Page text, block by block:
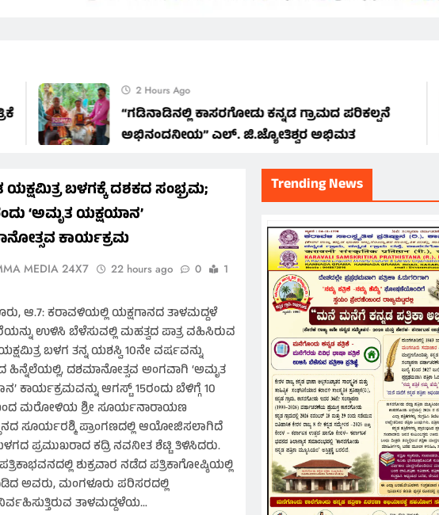
2 Hours Ago
“ಗಡಿನಾಡಿನಲ್ಲಿ ಕಾಸರಗೋಡು ಕನ್ನಡ ಗ್ರಾಮದ ಪರಿಕಲ್ಪನೆ
ಅಭಿನಂದನೀಯ” ಎಲ್. ಜಿ.ಜ್ಯೋತಿಶ್ವರ ಅಭಿಮತ
Trending News
ಬಳಗಕ್ಕೆ ದಶಕದ ಸಂಭ್ರಮ;
‘ಅಮೃತ ಯಕ್ಷಯಾನ’
ಕಾರ್ಯಕ್ರಮ
MEDIA 24X7 22 hours ago 0
1
ಆ.7: ಕರಾವಳಿಯಲ್ಲಿ ಯಕ್ಷಗಾನದ ತಾಳಮದ್ದಳೆ
ಉಳಿಸಿ ಬೆಳೆಸುವಲ್ಲಿ ಮಹತ್ವದ ಪಾತ್ರ ವಹಿಸಿರುವ
ಬಳಗ ತನ್ನ ಯಶಸ್ವಿ 10ನೇ ವರ್ಷವನ್ನು
ಹಿನ್ನೆಲೆಯಲ್ಲಿ, ದಶಮಾನೋತ್ಸವ ಅಂಗವಾಗಿ ‘ಅಮೃತ
ಕಾರ್ಯಕ್ರಮವನ್ನು ಆಗಸ್ಟ್ 15ರಂದು ಬೆಳಿಗ್ಗೆ 10
ಮರೋಳಿಯ ಶ್ರೀ ಸೂರ್ಯನಾರಾಯಣ
ಸೂರ್ಯರಶ್ಮಿ ಪ್ರಾಂಗಣದಲ್ಲಿ ಆಯೋಜಿಸಲಾಗಿದೆ
ಪ್ರಮುಖರಾದ ಕದ್ರಿ ನವನೀತ ಶೆಟ್ಟಿ ತಿಳಿಸಿದರು.
ಶುಕ್ರವಾರ ನಡೆದ ಪತ್ರಿಕಾಗೋಷ್ಠಿಯಲ್ಲಿ
ಅವರು, ಮಂಗಳೂರು ಪರಿಸರದಲ್ಲಿ
ತಾಳಮದ್ದಳೆಯ…